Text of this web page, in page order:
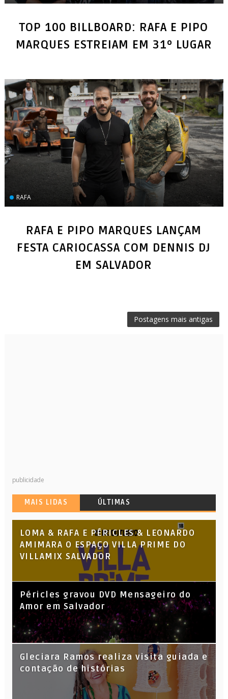
TOP 100 BILLBOARD: RAFA E PIPO
MARQUES ESTREIAM EM 31º LUGAR
RAFA
RAFA E PIPO MARQUES LANÇAM
FESTA CARIOCASSA COM DENNIS DJ
EM SALVADOR
Postagens mais antigas
publicidade
MAIS LIDAS ÚLTIMAS
LOMA & RAFA E PÉRICLES & LEONARDO
AMIMARA O ESPAÇO VILLA PRIME DO
VILLAMIX SALVADOR
Péricles gravou DVD Mensageiro do
Amor em Salvador
KL Jay (Racionais MC’s), DJ Raíz e DJ
Leandro Vitrola na BIGSHAKE 14
Gleciara Ramos realiza visita guiada e
contação de histórias